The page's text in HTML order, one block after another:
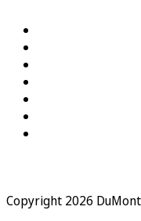
Copyright 2026